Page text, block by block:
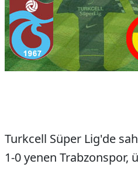
Turkcell Süper Lig'de
1-0 yenen Trabzonspor,